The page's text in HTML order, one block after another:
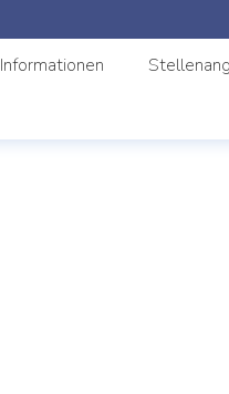
Informationen